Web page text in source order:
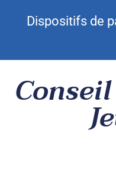
Dispositifs de